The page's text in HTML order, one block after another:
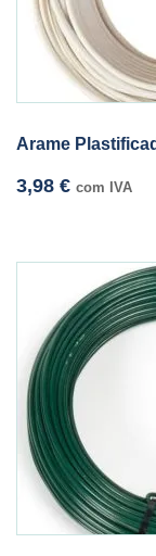
Arame
3,98 € com IVA